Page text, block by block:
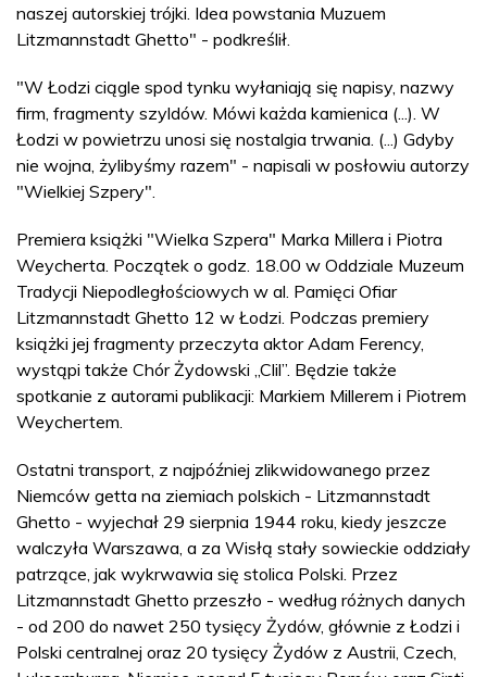
naszej autorskiej trójki. Idea powstania Muzuem
Litzmannstadt Ghetto" - podkreślił.
"W Łodzi ciągle spod tynku wyłaniają się napisy, nazwy
firm, fragmenty szyldów. Mówi każda kamienica (...). W
Łodzi w powietrzu unosi się nostalgia trwania. (...) Gdyby
nie wojna, żylibyśmy razem" - napisali w posłowiu autorzy
"Wielkiej Szpery".
Premiera książki "Wielka Szpera" Marka Millera i Piotra
Weycherta. Początek o godz. 18.00 w Oddziale Muzeum
Tradycji Niepodległościowych w al. Pamięci Ofiar
Litzmannstadt Ghetto 12 w Łodzi. Podczas premiery
książki jej fragmenty przeczyta aktor Adam Ferency,
wystąpi także Chór Żydowski „Clil”. Będzie także
spotkanie z autorami publikacji: Markiem Millerem i Piotrem
Weychertem.
Ostatni transport, z najpóźniej zlikwidowanego przez
Niemców getta na ziemiach polskich - Litzmannstadt
Ghetto - wyjechał 29 sierpnia 1944 roku, kiedy jeszcze
walczyła Warszawa, a za Wisłą stały sowieckie oddziały
patrzące, jak wykrwawia się stolica Polski. Przez
Litzmannstadt Ghetto przeszło - według różnych danych
- od 200 do nawet 250 tysięcy Żydów, głównie z Łodzi i
Polski centralnej oraz 20 tysięcy Żydów z Austrii, Czech,